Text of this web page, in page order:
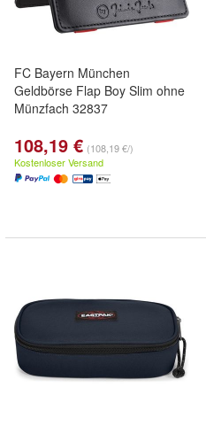
FC Bayern München
Geldbörse Flap Boy Slim ohne
Münzfach 32837
108,19 € (108,19 €/)
Kostenloser Versand